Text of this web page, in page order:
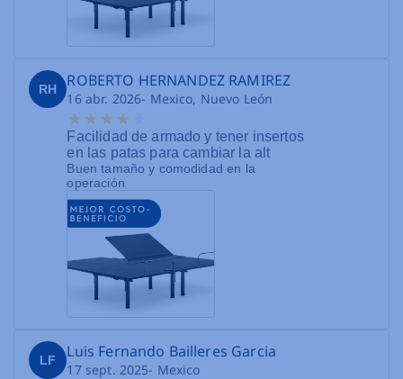
RH ROBERTO HERNANDEZ RAMIREZ
16 abr. 2026- Mexico, Nuevo León
Facilidad de armado y tener insertos
en las patas para cambiar la alt
Buen tamaño y comodidad en la
operación
LF Luis Fernando Bailleres Garcia
17 sept. 2025- Mexico